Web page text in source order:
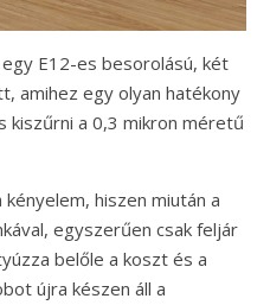
E12-es besorolású, két
amihez egy olyan hatékony
a 0,3 mikron méretű
hiszen miután a
egyszerűen csak feljár
belőle a koszt és a
újra készen áll a